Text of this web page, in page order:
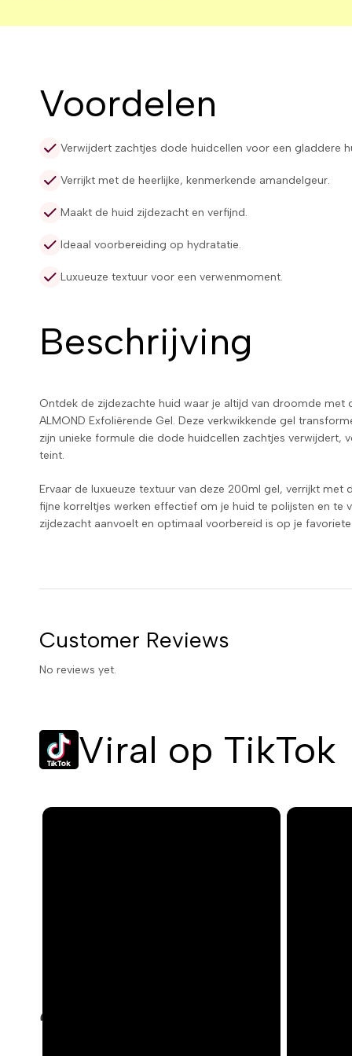
Voordelen
Verwijdert zachtjes dode huidcellen voor een gladdere
Verrijkt met de heerlijke, kenmerkende amandelgeur.
Maakt de huid zijdezacht en verfijnd.
Ideaal voorbereiding op hydratatie.
Luxueuze textuur voor een verwenmoment.
Beschrijving
Ontdek de zijdezachte huid waar je altijd van droomde met
ALMOND Exfoliërende Gel. Deze verkwikkende gel
zijn unieke formule die dode huidcellen zachtjes verwijdert,
teint.
Ervaar de luxueuze textuur van deze 200ml gel, verrijkt met
fijne korreltjes werken effectief om je huid te polijsten en te
zijdezacht aanvoelt en optimaal voorbereid is op je
Customer Reviews
No reviews yet.
Viral op TikTok